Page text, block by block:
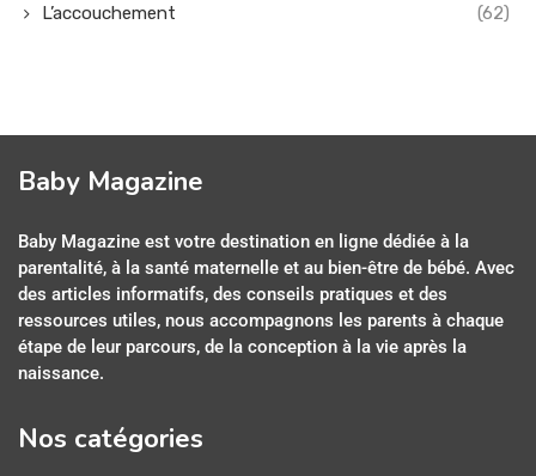
L’accouchement (62)
Baby Magazine
Baby Magazine est votre destination en ligne dédiée à la
parentalité, à la santé maternelle et au bien-être de bébé. Avec
des articles informatifs, des conseils pratiques et des
ressources utiles, nous accompagnons les parents à chaque
étape de leur parcours, de la conception à la vie après la
naissance.
Nos catégories